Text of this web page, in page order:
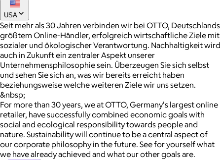
USA
Seit mehr als 30 Jahren verbinden wir bei OTTO, Deutschlands
größtem Online-Händler, erfolgreich wirtschaftliche Ziele mit
sozialer und ökologischer Verantwortung. Nachhaltigkeit wird
auch in Zukunft ein zentraler Aspekt unserer
Unternehmensphilosophie sein. Überzeugen Sie sich selbst
und sehen Sie sich an, was wir bereits erreicht haben
beziehungsweise welche weiteren Ziele wir uns setzen.
&nbsp;
For more than 30 years, we at OTTO, Germany's largest online
retailer, have successfully combined economic goals with
social and ecological responsibility towards people and
nature. Sustainability will continue to be a central aspect of
our corporate philosophy in the future. See for yourself what
we have already achieved and what our other goals are.